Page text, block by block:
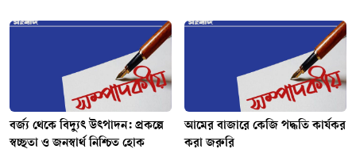
বর্জ্য থেকে বিদ্যুৎ উৎপাদন: প্রকল্পে
স্বচ্ছতা ও জনস্বার্থ নিশ্চিত হোক
আমের বাজারে কেজি পদ্ধতি কার্যকর
করা জরুরি